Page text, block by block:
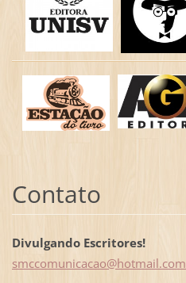
Contato
Divulgando Escritores!
smccomunicacao@hotmail.com